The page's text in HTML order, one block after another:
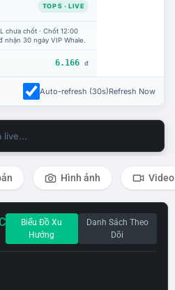
TOP 5 · LIVE
chưa chốt · Chốt 12:00
nhận 30 ngày VIP Whale.
6.166 đ
Auto-refresh (30s)Refresh Now
live...
Hình ảnh Video
Biểu Đồ Xu
Hướng
Danh Sách Theo
Dõi